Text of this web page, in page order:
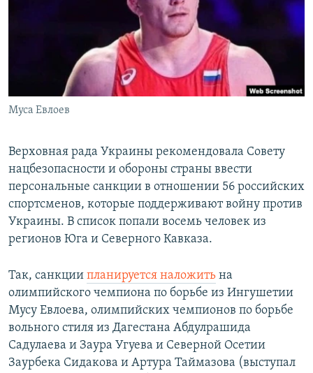
ПОДПИШИТЕСЬ НА РАССЫЛКУ
СОЦИАЛЬНЫЕ СЕТИ
Все сайты РСЕ/РС
Муса Евлоев
Верховная рада Украины рекомендовала Совету
нацбезопасности и обороны страны ввести
персональные санкции в отношении 56 российских
спортсменов, которые поддерживают войну против
Украины. В список попали восемь человек из
регионов Юга и Северного Кавказа.
Так, санкции планируется наложить на
олимпийского чемпиона по борьбе из Ингушетии
Мусу Евлоева, олимпийских чемпионов по борьбе
вольного стиля из Дагестана Абдулрашида
Садулаева и Заура Угуева и Северной Осетии
Заурбека Сидакова и Артура Таймазова (выступал